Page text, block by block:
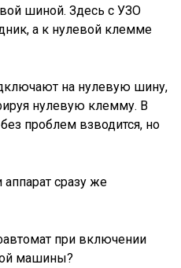
шиной. Здесь с УЗО
а к нулевой клемме
на нулевую шину,
нулевую клемму. В
проблем взводится, но
сразу же